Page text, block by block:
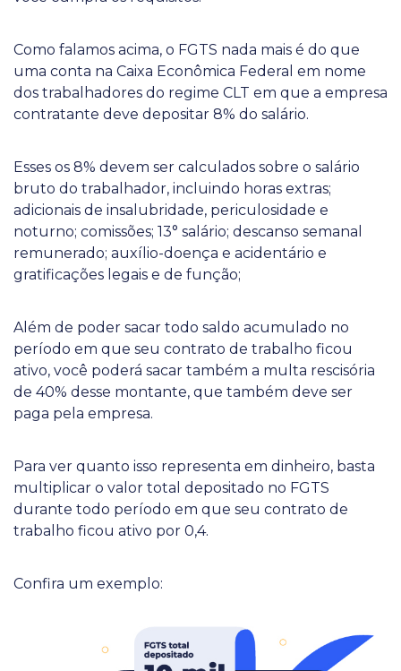
Como falamos acima, o FGTS nada mais é do que
uma conta na Caixa Econômica Federal em nome
dos trabalhadores do regime CLT em que a empresa
contratante deve depositar 8% do salário.
Esses os 8% devem ser calculados sobre o salário
bruto do trabalhador, incluindo horas extras;
adicionais de insalubridade, periculosidade e
noturno; comissões; 13° salário; descanso semanal
remunerado; auxílio-doença e acidentário e
gratificações legais e de função;
Além de poder sacar todo saldo acumulado no
período em que seu contrato de trabalho ficou
ativo, você poderá sacar também a multa rescisória
de 40% desse montante, que também deve ser
paga pela empresa.
Para ver quanto isso representa em dinheiro, basta
multiplicar o valor total depositado no FGTS
durante todo período em que seu contrato de
trabalho ficou ativo por 0,4.
Confira um exemplo: